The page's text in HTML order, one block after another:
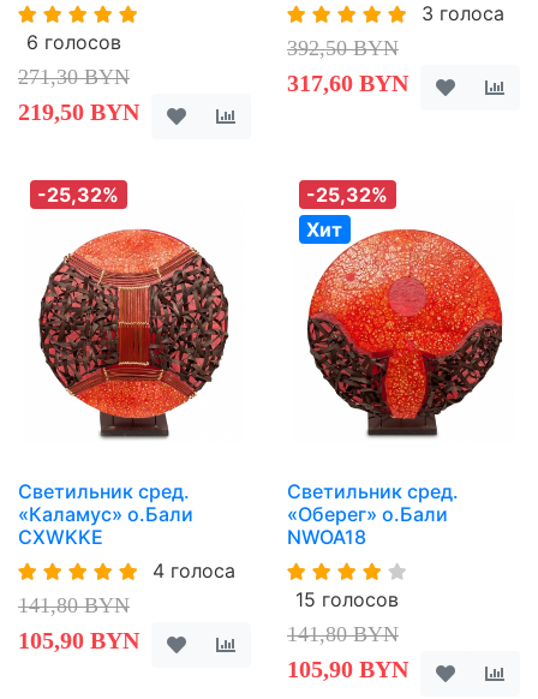
6 голосов
271,30 BYN
219,50 BYN
3 голоса
392,50 BYN
317,60 BYN
-25,32%
Светильник сред.
«Каламус» о.Бали
CXWKKE
4 голоса
141,80 BYN
105,90 BYN
-25,32%
Хит
Светильник сред.
«Оберег» о.Бали
NWOA18
15 голосов
141,80 BYN
105,90 BYN